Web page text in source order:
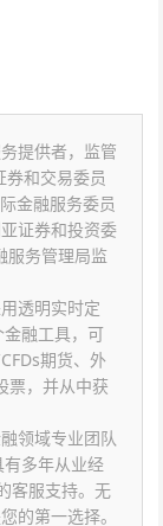
提供者，监管
券和交易委员
金融服务委员
证券和投资委
服务管理局监
透明实时定
融工具，可
期货、外
票，并从中获
领域专业团队
多年从业经
客服支持。无
的第一选择。